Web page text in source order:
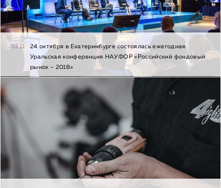
03.11
24 октября в Екатеринбурге состоялась ежегодная
Уральская конференция НАУФОР «Российский фондовый
рынок – 2018»